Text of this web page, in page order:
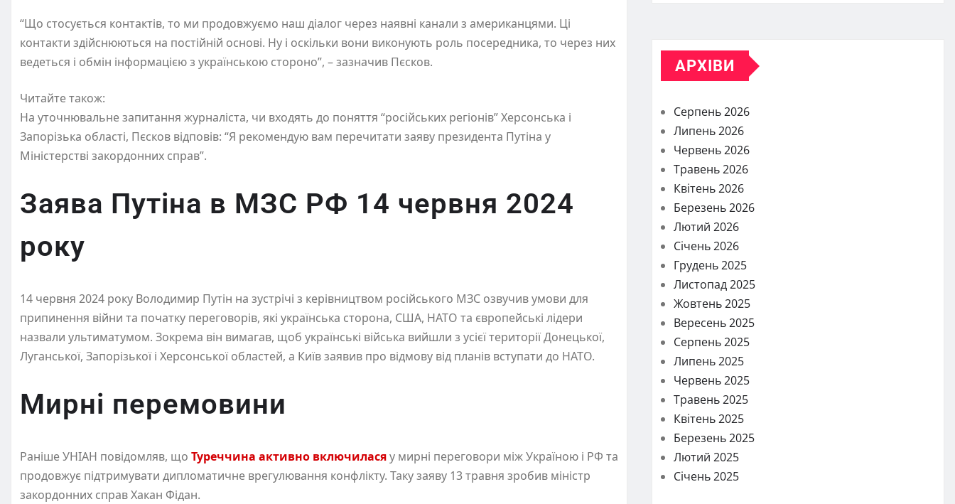
“Що стосується контактів, то ми продовжуємо наш діалог через наявні канали з американцями. Ці
контакти здійснюються на постійній основі. Ну і оскільки вони виконують роль посередника, то через них
ведеться і обмін інформацією з українською стороно”, – зазначив Пєсков.
Читайте також:
На уточнювальне запитання журналіста, чи входять до поняття “російських регіонів” Херсонська і
Запорізька області, Пєсков відповів: “Я рекомендую вам перечитати заяву президента Путіна у
Міністерстві закордонних справ”.
Заява Путіна в МЗС РФ 14 червня 2024
року
14 червня 2024 року Володимир Путін на зустрічі з керівництвом російського МЗС озвучив умови для
припинення війни та початку переговорів, які українська сторона, США, НАТО та європейські лідери
назвали ультиматумом. Зокрема він вимагав, щоб українські війська вийшли з усієї території Донецької,
Луганської, Запорізької і Херсонської областей, а Київ заявив про відмову від планів вступати до НАТО.
Мирні перемовини
Раніше УНІАН повідомляв, що Туреччина активно включиласяу мирні переговори між Україною і РФ та
продовжує підтримувати дипломатичне врегулювання конфлікту. Таку заяву 13 травня зробив міністр
закордонних справ Хакан Фідан.
АРХІВИ
Серпень 2026
Липень 2026
Червень 2026
Травень 2026
Квітень 2026
Березень 2026
Лютий 2026
Січень 2026
Грудень 2025
Листопад 2025
Жовтень 2025
Вересень 2025
Серпень 2025
Липень 2025
Червень 2025
Травень 2025
Квітень 2025
Березень 2025
Лютий 2025
Січень 2025